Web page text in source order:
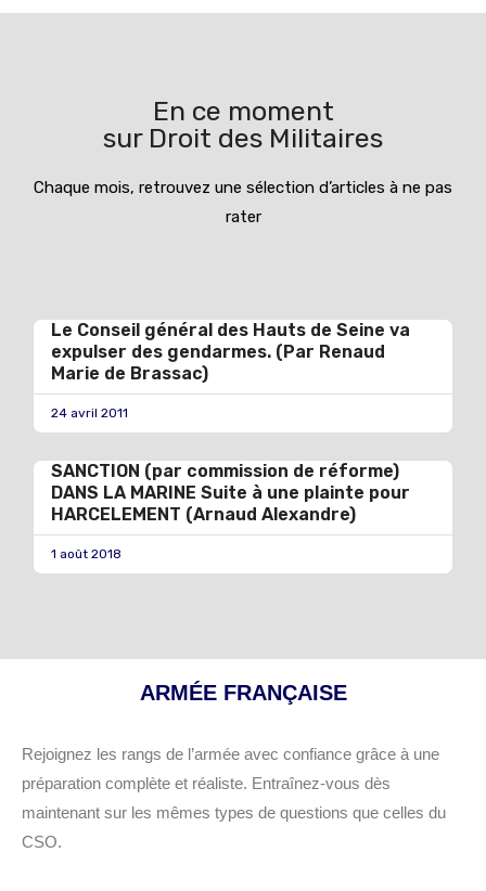
En ce moment
sur Droit des Militaires
Chaque mois, retrouvez une sélection d’articles à ne pas
rater
Le Conseil général des Hauts de Seine va
expulser des gendarmes. (Par Renaud
Marie de Brassac)
24 avril 2011
SANCTION (par commission de réforme)
DANS LA MARINE Suite à une plainte pour
HARCELEMENT (Arnaud Alexandre)
1 août 2018
ARMÉE FRANÇAISE
Rejoignez les rangs de l’armée avec confiance grâce à une
préparation complète et réaliste. Entraînez-vous dès
maintenant sur les mêmes types de questions que celles du
CSO.